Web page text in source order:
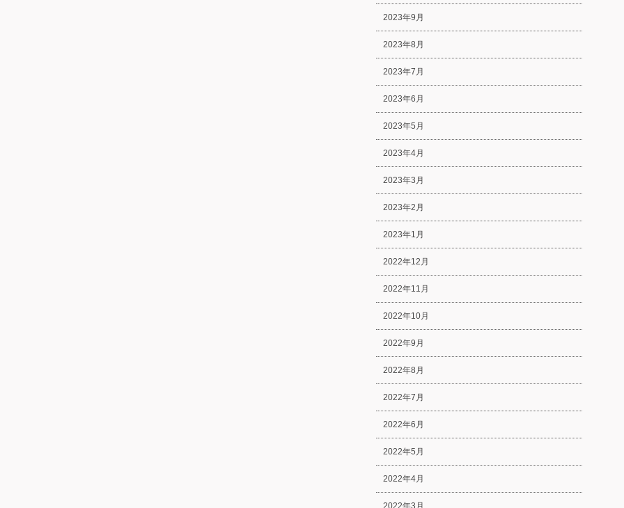
2023年9月
2023年8月
2023年7月
2023年6月
2023年5月
2023年4月
2023年3月
2023年2月
2023年1月
2022年12月
2022年11月
2022年10月
2022年9月
2022年8月
2022年7月
2022年6月
2022年5月
2022年4月
2022年3月